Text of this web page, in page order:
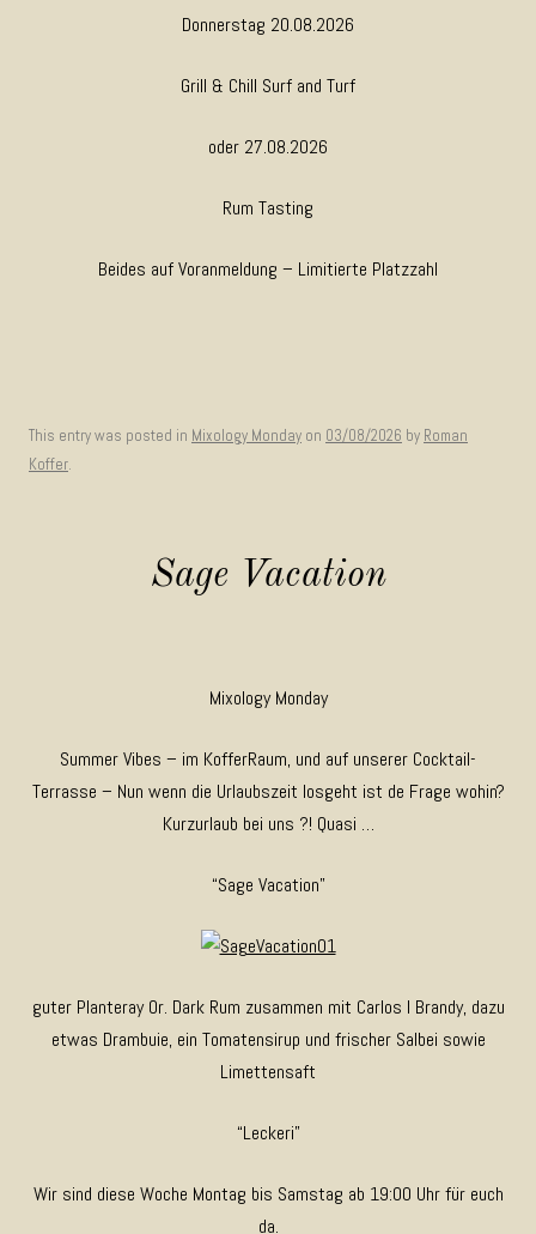
Donnerstag 20.08.2026
Grill & Chill Surf and Turf
oder 27.08.2026
Rum Tasting
Beides auf Voranmeldung – Limitierte Platzzahl
This entry was posted in Mixology Monday on 03/08/2026 by Roman
Koffer.
Sage Vacation
Mixology Monday
Summer Vibes – im KofferRaum, und auf unserer Cocktail-
Terrasse – Nun wenn die Urlaubszeit losgeht ist de Frage wohin?
Kurzurlaub bei uns ?! Quasi …
“Sage Vacation”
guter Planteray Or. Dark Rum zusammen mit Carlos I Brandy, dazu
etwas Drambuie, ein Tomatensirup und frischer Salbei sowie
Limettensaft
“Leckeri”
Wir sind diese Woche Montag bis Samstag ab 19:00 Uhr für euch
da.